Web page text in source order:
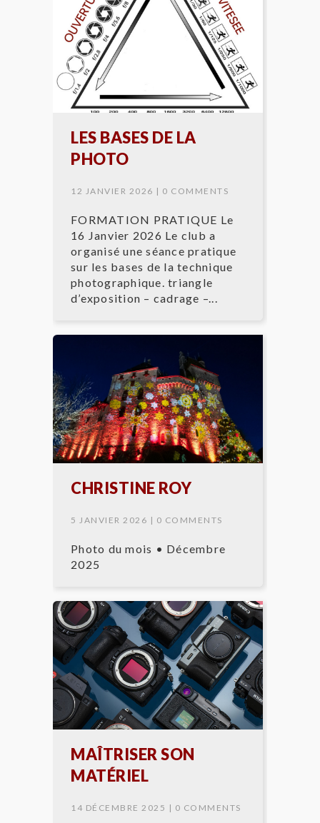
LES BASES DE LA
PHOTO
12 JANVIER 2026 | 0 COMMENTS
FORMATION PRATIQUE Le
16 Janvier 2026 Le club a
organisé une séance pratique
sur les bases de la technique
photographique. triangle
d’exposition – cadrage –...
CHRISTINE ROY
5 JANVIER 2026 | 0 COMMENTS
Photo du mois • Décembre
2025
MAÎTRISER SON
MATÉRIEL
14 DÉCEMBRE 2025 | 0 COMMENTS